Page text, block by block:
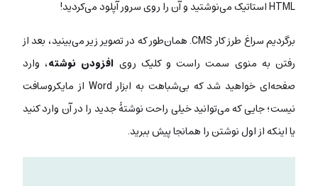
HTML استاتیک می‌نوشتید و آن را روی سرور آپلود می‌کردید!
برگردیم سراغ طرز کار CMS. همان‌طور که در تصویر زیر می‌بینید، بعد از
رفتن به منوی سمت راست و کلیک روی افزودن نوشته، وارد
صفحه‌ای خواهید شد که بی‌شباهت به ابزار Word از مایکروسافت
نیست؛ جایی که می‌توانید خیلی راحت نوشتۀ جدید را در آن وارد کنید
یا اینکه از اول نوشتن را همانجا پیش ببرید.